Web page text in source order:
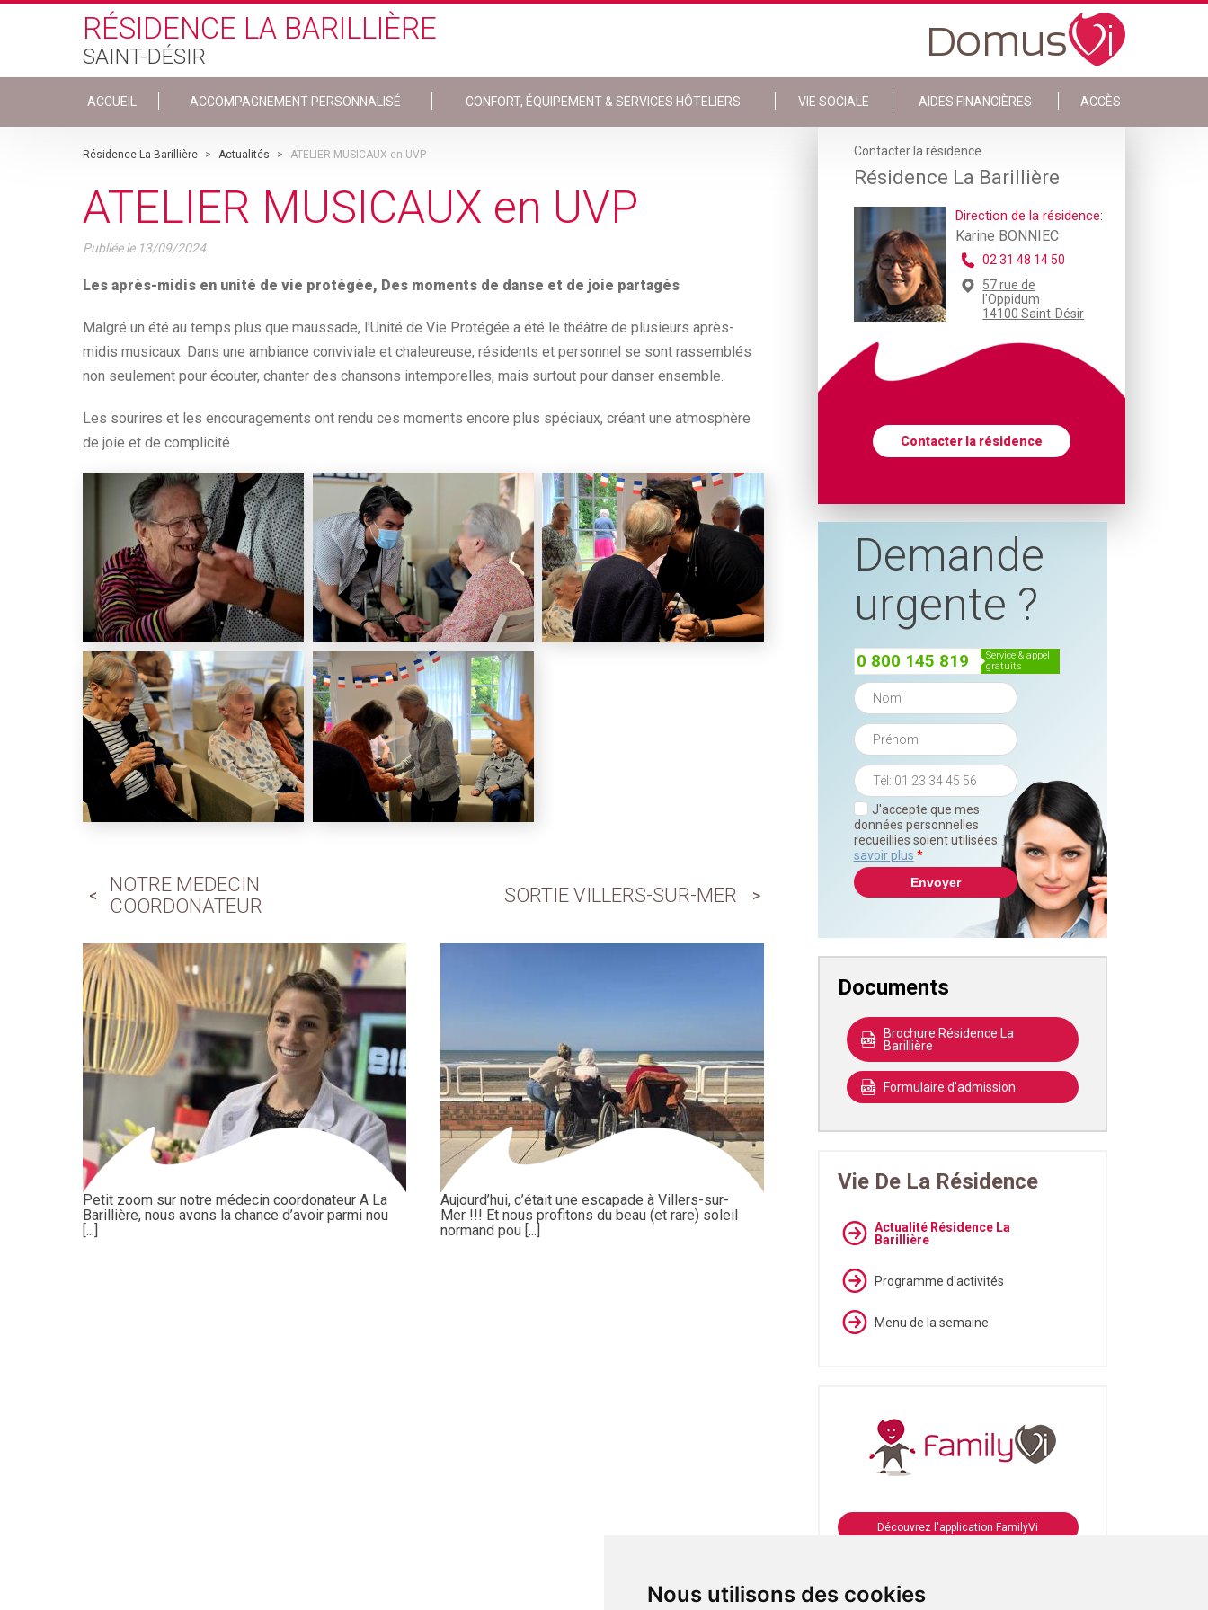
Nous utilisons des cookies
Skip to main content
RÉSIDENCE LA BARILLIÈRE
SAINT-DÉSIR
ACCUEIL ACCOMPAGNEMENT PERSONNALISÉ CONFORT, ÉQUIPEMENT & SERVICES HÔTELIERS VIE SOCIALE AIDES FINANCIÈRES ACCÈS
Résidence La Barillière > Actualités > ATELIER MUSICAUX en UVP
ATELIER MUSICAUX en UVP
Publiée le 13/09/2024
Les après-midis en unité de vie protégée, Des moments de danse et de joie partagés
Malgré un été au temps plus que maussade, l'Unité de Vie Protégée a été le théâtre de plusieurs après-
midis musicaux. Dans une ambiance conviviale et chaleureuse, résidents et personnel se sont rassemblés
non seulement pour écouter, chanter des chansons intemporelles, mais surtout pour danser ensemble.
Les sourires et les encouragements ont rendu ces moments encore plus spéciaux, créant une atmosphère
de joie et de complicité.
NOTRE MEDECIN
COORDONATEUR
Petit zoom sur notre médecin coordonateur A La
Barillière, nous avons la chance d’avoir parmi nou
[...]
SORTIE VILLERS-SUR-MER
Aujourd’hui, c’était une escapade à Villers-sur-
Mer !!! Et nous profitons du beau (et rare) soleil
normand pou [...]
Contacter la résidence
Résidence La Barillière
Direction de la résidence:
Karine BONNIEC
02 31 48 14 50
57 rue de
l'Oppidum
14100 Saint-Désir
Contacter la résidence
Demande
urgente ?
0 800 145 819
service & appel
gratuits
J'accepte que mes
données personnelles
recueillies soient utilisées. En
savoir plus *
Documents
Brochure Résidence La
Barillière
Formulaire d'admission
Vie De La Résidence
Actualité Résidence La
Barillière
Programme d'activités
Menu de la semaine
Découvrez l'application FamilyVi